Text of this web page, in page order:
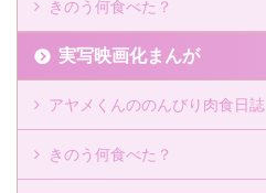
きのう何食べた？
実写映画化まんが
アヤメくんののんびり肉食日誌
きのう何食べた？